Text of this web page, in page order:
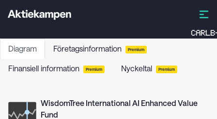
Diagram Företagsinformation Premium
Finansiell information Premium Nyckeltal Premium
WisdomTree International AI Enhanced Value
Fund